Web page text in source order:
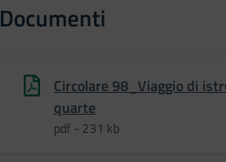
Documenti
Circolare 98_Viaggio di
quarte
pdf - 231 kb